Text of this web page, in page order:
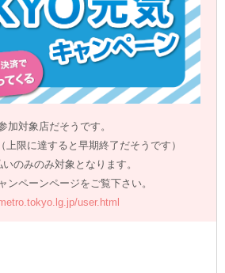
加対象店だそうです。
上限に達すると早期終了だそうです）
のみのみ対象となります。
ンペーンページをご覧下さい。
user.html